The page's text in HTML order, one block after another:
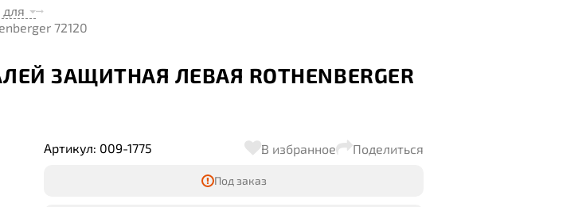
72120
ЗАЩИТНАЯ ЛЕВАЯ ROTHENBERGER
Артикул: 009-1775 В избранное Поделиться
Под заказ